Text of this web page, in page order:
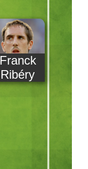
Franck
Ribéry